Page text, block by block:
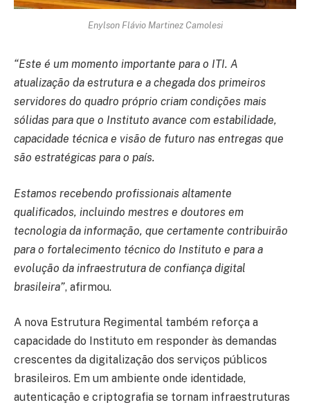
Enylson Flávio Martinez Camolesi
“Este é um momento importante para o ITI. A
atualização da estrutura e a chegada dos primeiros
servidores do quadro próprio criam condições mais
sólidas para que o Instituto avance com estabilidade,
capacidade técnica e visão de futuro nas entregas que
são estratégicas para o país.
Estamos recebendo profissionais altamente
qualificados, incluindo mestres e doutores em
tecnologia da informação, que certamente contribuirão
para o fortalecimento técnico do Instituto e para a
evolução da infraestrutura de confiança digital
brasileira”, afirmou.
A nova Estrutura Regimental também reforça a
capacidade do Instituto em responder às demandas
crescentes da digitalização dos serviços públicos
brasileiros. Em um ambiente onde identidade,
autenticação e criptografia se tornam infraestruturas